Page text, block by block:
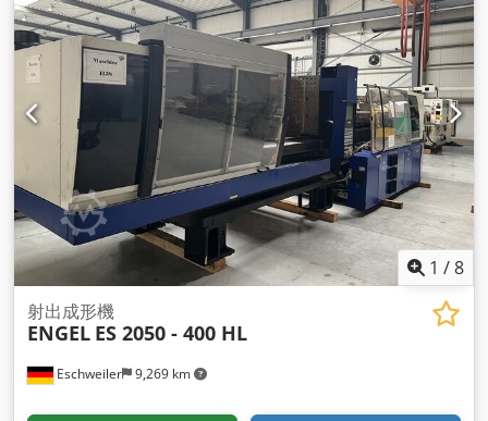
1 /8
Eschweiler 9,269 km
射出成形機
ENGEL ES 2050 - 400 HL